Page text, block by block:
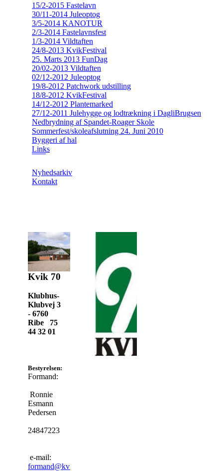
15/2-2015 Fastelavn
30/11-2014 Juleoptog
3/5-2014 KANOTUR
2/3-2014 Fastelavnsfest
1/3-2014 Vildtaften
24/8-2013 KvikFestival
25. Marts 2013 FunDag
20/02-2013 Vildtaften
02/12-2012 Juleoptog
19/8-2012 Patchwork udstilling
18/8-2012 KvikFestival
14/12-2012 Plantemarked
27/12-2011 Julehygge og lodtrækning i DagliBrugsen
Nedbrydning af Spandet-Roager Skole
Sommerfest/skoleafslutning 24. Juni 2010
Byggeri af hal
Links
Nyhedsarkiv
Kontakt
Kvik 70
Klubhus-
Klubvej 3
- 6760
Ribe 75
44 32 01
Bestyrelsen:
Formand:
Ronnie
Esmann
Pedersen
24847223
e-mail:
formand@kvik70.dk